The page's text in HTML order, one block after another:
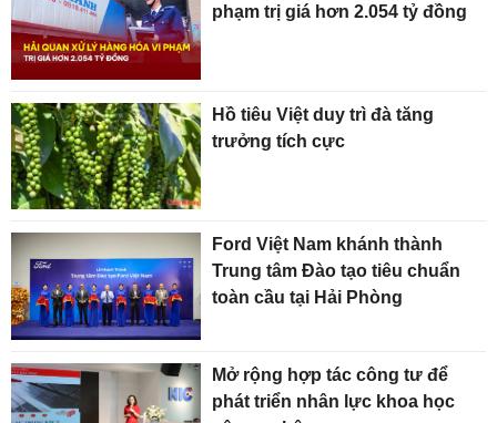
phạm trị giá hơn 2.054 tỷ đồng
Hồ tiêu Việt duy trì đà tăng
trưởng tích cực
Ford Việt Nam khánh thành
Trung tâm Đào tạo tiêu chuẩn
toàn cầu tại Hải Phòng
Mở rộng hợp tác công tư để
phát triển nhân lực khoa học